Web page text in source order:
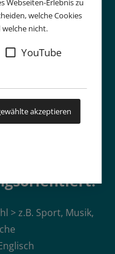
Webseiten-Erlebnis zu
welche Cookies
nicht.
YouTube
akzeptieren
> z.B. Sport, Musik,